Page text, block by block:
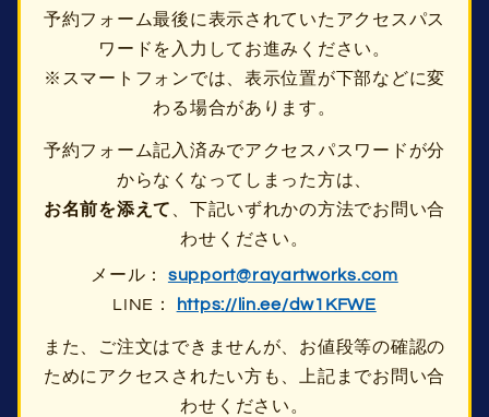
予約フォーム最後に表示されていたアクセスパス
ワードを入力してお進みください。
※スマートフォンでは、表示位置が下部などに変
わる場合があります。
予約フォーム記入済みでアクセスパスワードが分
からなくなってしまった方は、
お名前を添えて
、下記いずれかの方法でお問い合
わせください。
メール： support@rayartworks.com
LINE：
https://lin.ee/dw1KFWE
また、ご注文はできませんが、お値段等の確認の
ためにアクセスされたい方も、上記までお問い合
わせください。